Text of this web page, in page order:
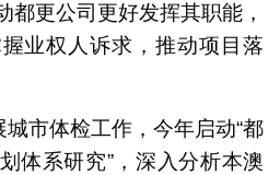
都更公司更好发挥其职能，
业权人诉求，推动项目落
市体检工作，今年启动“都
体系研究”，深入分析本澳